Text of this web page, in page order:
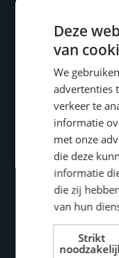
Deze
van
We
advertenties
verkeer te
informatie
met onze
die deze
informatie
die zij
van hun
Strikt